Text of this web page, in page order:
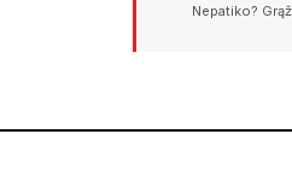
Nepatiko?